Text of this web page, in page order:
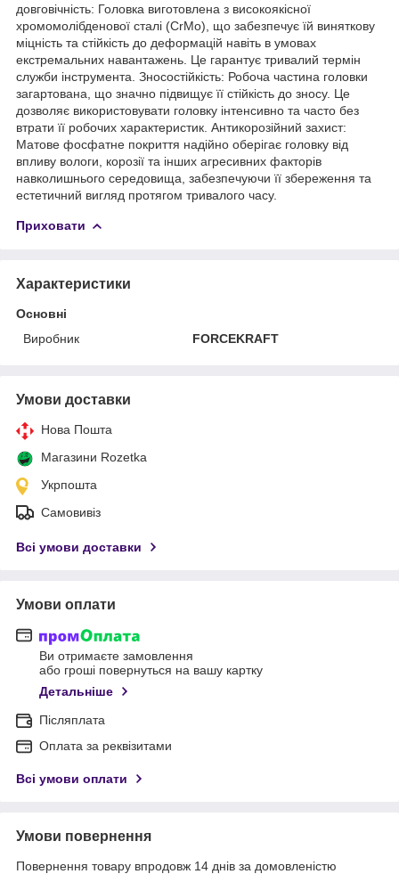
довговічність: Головка виготовлена з високоякісної
хромомолібденової сталі (CrMo), що забезпечує їй виняткову
міцність та стійкість до деформацій навіть в умовах
екстремальних навантажень. Це гарантує тривалий термін
служби інструмента. Зносостійкість: Робоча частина головки
загартована, що значно підвищує її стійкість до зносу. Це
дозволяє використовувати головку інтенсивно та часто без
втрати її робочих характеристик. Антикорозійний захист:
Матове фосфатне покриття надійно оберігає головку від
впливу вологи, корозії та інших агресивних факторів
навколишнього середовища, забезпечуючи її збереження та
естетичний вигляд протягом тривалого часу.
Приховати
Характеристики
Основні
Виробник
FORCEKRAFT
Умови доставки
Нова Пошта
Магазини Rozetka
Укрпошта
Самовивіз
Всі умови доставки
Умови оплати
Ви отримаєте замовлення
або гроші повернуться на вашу картку
Детальніше
Післяплата
Оплата за реквізитами
Всі умови оплати
Умови повернення
Повернення товару впродовж 14 днів за домовленістю